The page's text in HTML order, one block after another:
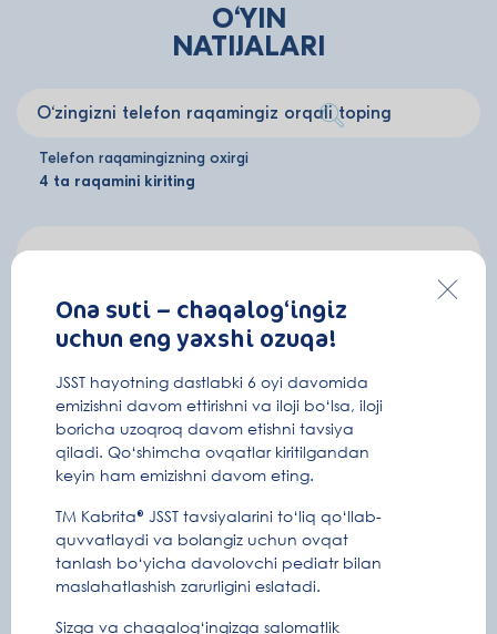
O‘YIN
NATIJALARI
O‘zingizni telefon raqamingiz orqali toping
Telefon raqamingizning oxirgi
4 ta raqamini kiriting
+998 (***) *** 1909
Подарочный сет Windi®
Mirpayozova Ruxsora
+998 (***) *** 7767
Подарочный сет Windi®
Qurbonova Xursanoy
23.06.2026
+998 (***) *** 2206
Уринова Ирода
23.06.2026
+998 (***) *** 7755
Подарочный сет Windi®
23.06.2026
Ona suti – chaqalog‘ingiz
uchun eng yaxshi ozuqa!
JSST hayotning dastlabki 6 oyi davomida
emizishni davom ettirishni va iloji bo‘lsa, iloji
boricha uzoqroq davom etishni tavsiya
qiladi. Qo‘shimcha ovqatlar kiritilgandan
keyin ham emizishni davom eting.
TM Kabrita® JSST tavsiyalarini to‘liq qo‘llab-
quvvatlaydi va bolangiz uchun ovqat
tanlash bo‘yicha davolovchi pediatr bilan
maslahatlashish zarurligini eslatadi.
Sizga va chaqalog‘ingizga salomatlik